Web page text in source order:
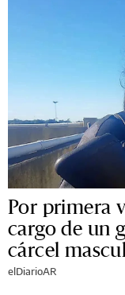
Por primera
cargo de un
cárcel
elDiarioAR